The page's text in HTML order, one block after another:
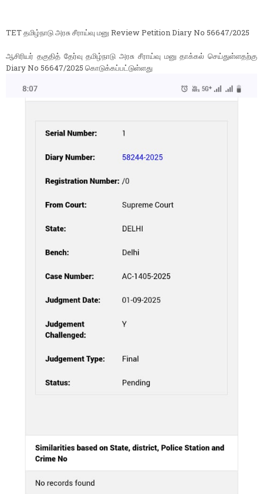
TET தமிழ்நாடு அரசு சீராய்வு மனு Review Petition Diary No 56647/2025
ஆசிரியர் தகுதித் தேர்வு தமிழ்நாடு அரசு சீராய்வு மனு தாக்கல் செய்துள்ளதற்கு
Diary No 56647/2025 கொடுக்கப்பட்டுள்ளது